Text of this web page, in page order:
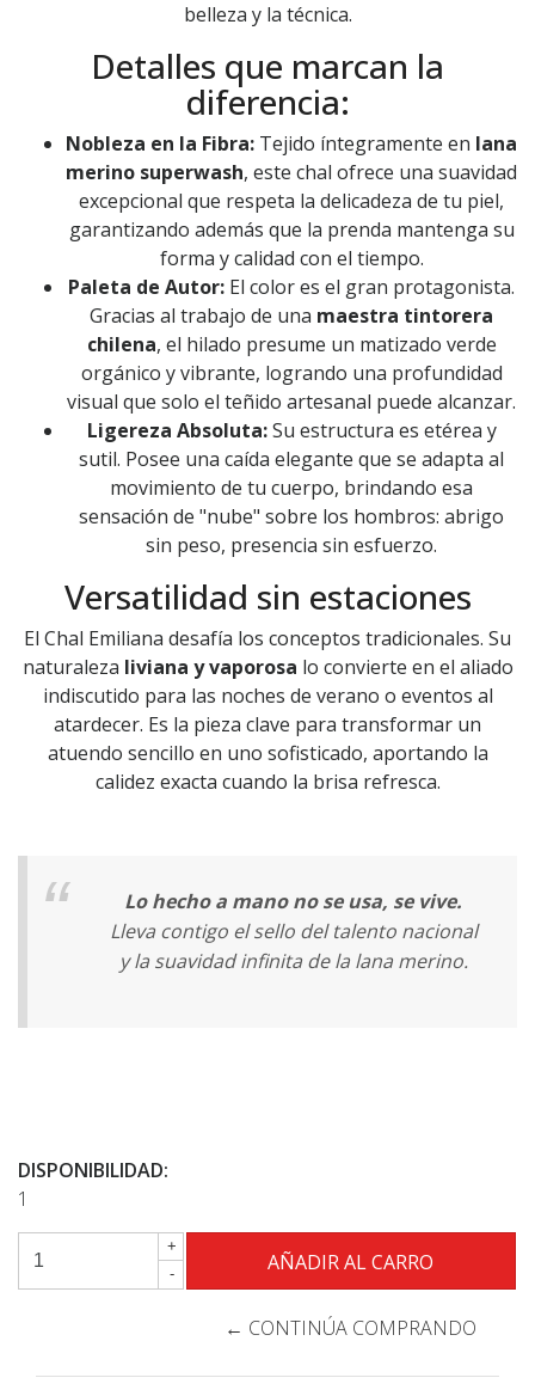
belleza y la técnica.
Detalles que marcan la
diferencia:
Nobleza en la Fibra: Tejido íntegramente en lana
merino superwash, este chal ofrece una suavidad
excepcional que respeta la delicadeza de tu piel,
garantizando además que la prenda mantenga su
forma y calidad con el tiempo.
Paleta de Autor: El color es el gran protagonista.
Gracias al trabajo de una maestra tintorera
chilena, el hilado presume un matizado verde
orgánico y vibrante, logrando una profundidad
visual que solo el teñido artesanal puede alcanzar.
Ligereza Absoluta:Su estructura es etérea y
sutil. Posee una caída elegante que se adapta al
movimiento de tu cuerpo, brindando esa
sensación de "nube" sobre los hombros: abrigo
sin peso, presencia sin esfuerzo.
Versatilidad sin estaciones
El Chal Emiliana desafía los conceptos tradicionales. Su
naturaleza liviana y vaporosa lo convierte en el aliado
indiscutido para las noches de verano o eventos al
atardecer. Es la pieza clave para transformar un
atuendo sencillo en uno sofisticado, aportando la
calidez exacta cuando la brisa refresca.
Lo hecho a mano no se usa, se vive.
Lleva contigo el sello del talento nacional
y la suavidad infinita de la lana merino.
DISPONIBILIDAD:
1
+
-
← CONTINÚA COMPRANDO